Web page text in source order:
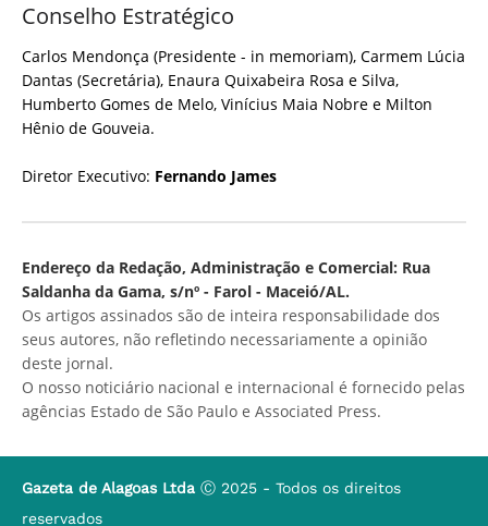
Conselho Estratégico
Carlos Mendonça (Presidente - in memoriam), Carmem Lúcia
Dantas (Secretária), Enaura Quixabeira Rosa e Silva,
Humberto Gomes de Melo, Vinícius Maia Nobre e Milton
Hênio de Gouveia.
Diretor Executivo: Fernando James
Endereço da Redação, Administração e Comercial: Rua
Saldanha da Gama, s/nº - Farol - Maceió/AL.
Os artigos assinados são de inteira responsabilidade dos
seus autores, não refletindo necessariamente a opinião
deste jornal.
O nosso noticiário nacional e internacional é fornecido pelas
agências Estado de São Paulo e Associated Press.
Gazeta de Alagoas Ltda Ⓒ 2025 - Todos os direitos
reservados